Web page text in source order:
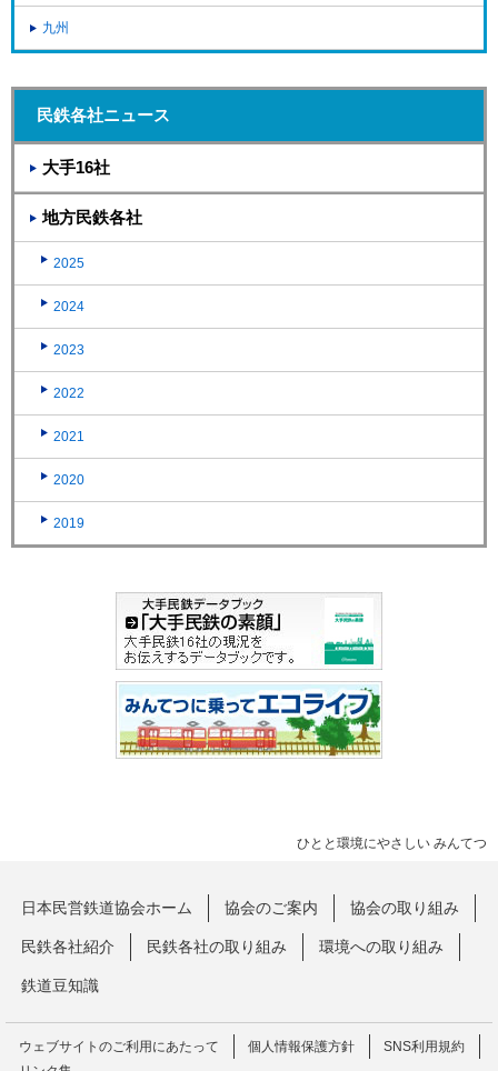
九州
民鉄各社ニュース
大手16社
地方民鉄各社
2025
2024
2023
2022
2021
2020
2019
ひとと環境にやさしい みんてつ
日本民営鉄道協会ホーム 協会のご案内 協会の取り組み
民鉄各社紹介 民鉄各社の取り組み 環境への取り組み
鉄道豆知識
ウェブサイトのご利用にあたって 個人情報保護方針
SNS利用規約